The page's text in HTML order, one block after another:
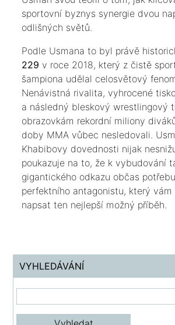
sportovní byznys synergie dvou
odlišných světů.
​Podle Usmana to byl právě
229 v roce 2018, který z čistě
šampiona udělal celosvětový
Nenávistná rivalita, vyhrocené
a následný bleskový wrestlingový
obrazovkám rekordní miliony
doby MMA vůbec nesledovali.
Khabibovy dovednosti nijak
poukazuje na to, že k vybudování
gigantického odkazu občas
perfektního antagonistu, který vám
napsat ten nejlepší možný příběh.
VYHLEDÁVÁNÍ